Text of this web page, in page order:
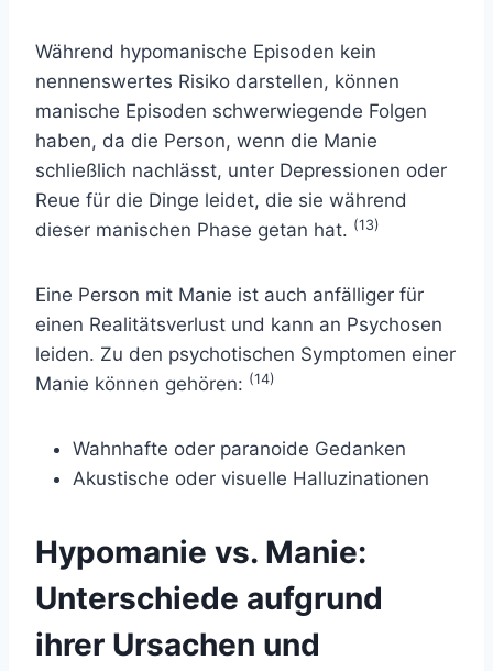
Während hypomanische Episoden kein
nennenswertes Risiko darstellen, können
manische Episoden schwerwiegende Folgen
haben, da die Person, wenn die Manie
schließlich nachlässt, unter Depressionen oder
Reue für die Dinge leidet, die sie während
dieser manischen Phase getan hat. (13)
Eine Person mit Manie ist auch anfälliger für
einen Realitätsverlust und kann an Psychosen
leiden. Zu den psychotischen Symptomen einer
Manie können gehören: (14)
Wahnhafte oder paranoide Gedanken
Akustische oder visuelle Halluzinationen
Hypomanie vs. Manie:
Unterschiede aufgrund
ihrer Ursachen und